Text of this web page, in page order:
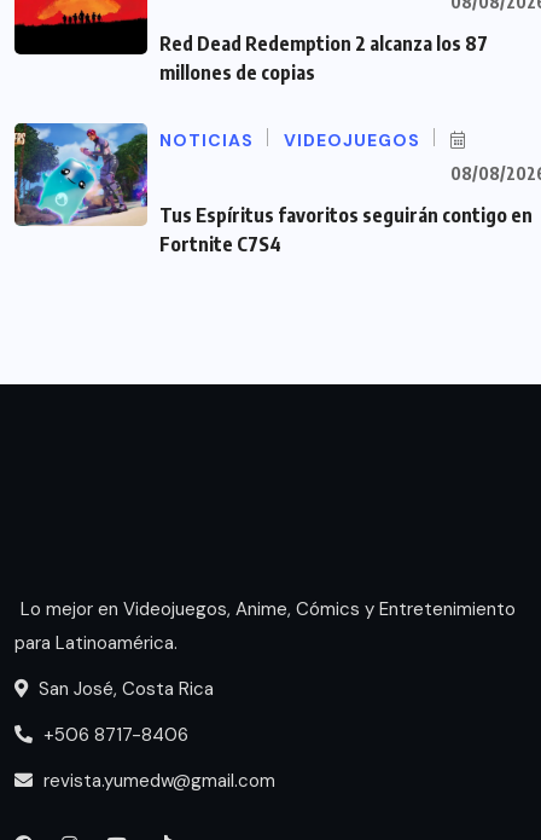
Red Dead Redemption 2 alcanza los 87
millones de copias
NOTICIAS VIDEOJUEGOS
08/08/
Tus Espíritus favoritos seguirán contigo en
Fortnite C7S4
Lo mejor en Videojuegos, Anime, Cómics y Entretenimiento
para Latinoamérica.
San José, Costa Rica
+506 8717-8406
revista.yumedw@gmail.com